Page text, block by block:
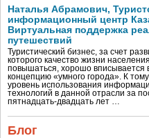
Наталья Абрамович,
информационный центр
Виртуальная поддержка
путешествий
Туристический бизнес, за счет
которого качество жизни
повышаться, хорошо вписывается
концепцию «умного города». К
уровень использования
технологий в данной отрасли за
пятнадцать-двадцать лет …
Блог